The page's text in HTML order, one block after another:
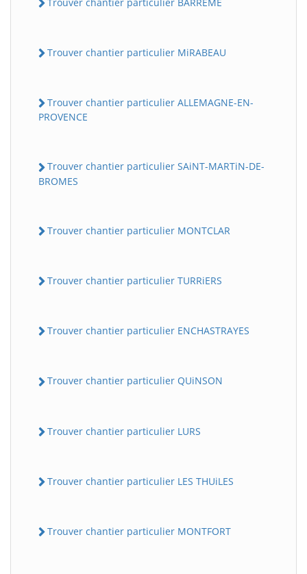
Trouver chantier particulier MiRABEAU
Trouver chantier particulier ALLEMAGNE-EN-
PROVENCE
Trouver chantier particulier SAiNT-MARTiN-DE-
BROMES
Trouver chantier particulier MONTCLAR
Trouver chantier particulier TURRiERS
Trouver chantier particulier ENCHASTRAYES
Trouver chantier particulier QUiNSON
Trouver chantier particulier LURS
Trouver chantier particulier LES THUiLES
Trouver chantier particulier MONTFORT